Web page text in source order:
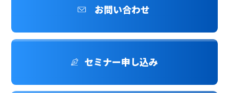
お問い合わせ
セミナー申し込み